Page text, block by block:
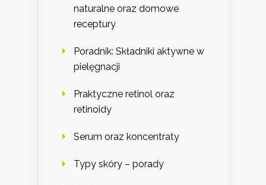
naturalne oraz domowe
receptury
Poradnik: Składniki aktywne w
pielęgnacji
Praktyczne retinol oraz
retinoidy
Serum oraz koncentraty
Typy skóry – porady